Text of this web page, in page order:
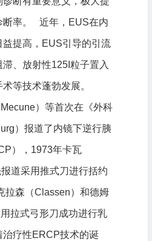
断率。 近年，EUS在内
提高，EUS引导的引流
、放射性125I粒子置入
等技术蓬勃发展。
）等首次在《外科
）报道了内镜下逆行胰
），1973年卡瓦
报道采用推式刀进行括约
拉森（Classen）和德姆
拉式弓形刀成功进行乳
疗性ERCP技术的诞